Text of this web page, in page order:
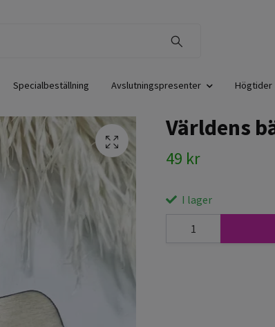
Specialbeställning Avslutningspresenter Högtider
Världens
49 kr
I lager